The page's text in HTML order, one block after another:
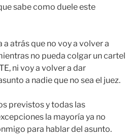
sabe como duele este
atrás que no voy a volver a
no pueda colgar un cartel
ni voy a volver a dar
a nadie que no sea el juez.
previstos y todas las
la mayoría ya no
para hablar del asunto.